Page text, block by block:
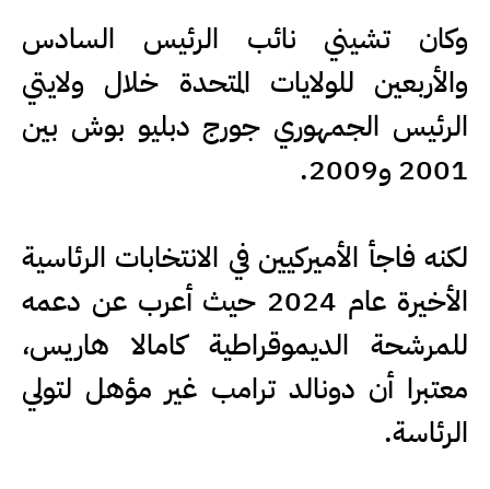
وكان تشيني نائب الرئيس السادس
والأربعين للولايات المتحدة خلال ولايتي
الرئيس الجمهوري جورج دبليو بوش بين
2001 و2009.
لكنه فاجأ الأميركيين في الانتخابات الرئاسية
الأخيرة عام 2024 حيث أعرب عن دعمه
للمرشحة الديموقراطية كامالا هاريس،
معتبرا أن دونالد ترامب غير مؤهل لتولي
الرئاسة.